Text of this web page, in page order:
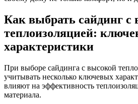
Как выбрать сайдинг с
теплоизоляцией:
характеристики
При выборе сайдинга с высокой
учитывать несколько ключевых
влияют на эффективность
материала.